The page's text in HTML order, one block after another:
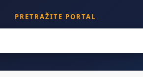
PRETRAŽITE PORTAL